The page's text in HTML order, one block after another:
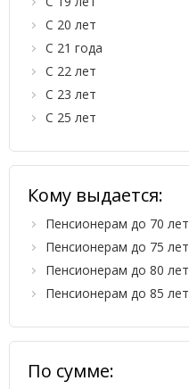
С 20 лет
С 21 года
С 22 лет
С 23 лет
С 25 лет
Кому выдается:
Пенсионерам до 70 лет
Пенсионерам до 75 лет
Пенсионерам до 80 лет
Пенсионерам до 85 лет
По сумме: